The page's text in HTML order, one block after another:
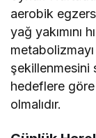
aerobik
yağ yakımını
şekillenmesini
hedeflere
olmalıdır.